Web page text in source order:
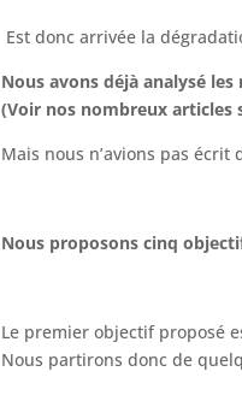
Est donc arrivée la
Nous avons déjà analysé
(Voir nos nombreux articles
Mais nous n’avions pas
Nous proposons cinq
Le premier objectif proposé
Nous partirons donc de